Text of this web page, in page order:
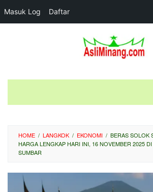
Masuk Log Daftar
HOME / LANGKOK / EKONOMI / BERAS SOLOK
HARGA LENGKAP HARI INI, 16 NOVEMBER 2025 DI
SUMBAR